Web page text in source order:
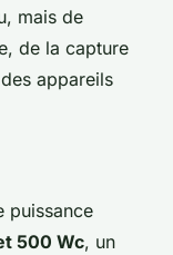
mais de
de la capture
appareils
puissance
500 Wc, un